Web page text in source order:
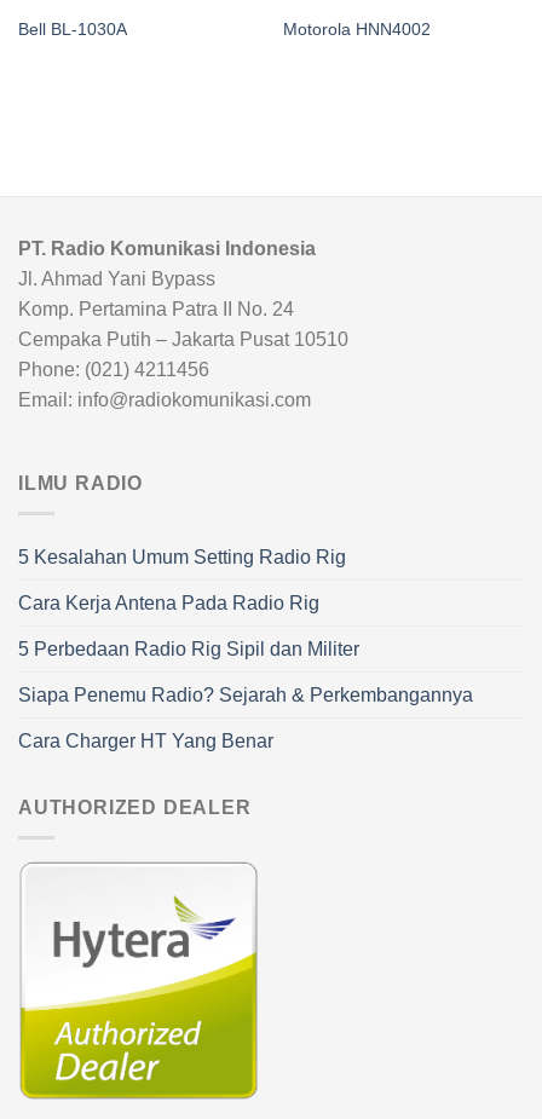
Bell BL-1030A Motorola HNN4002
PT. Radio Komunikasi Indonesia
Jl. Ahmad Yani Bypass
Komp. Pertamina Patra II No. 24
Cempaka Putih – Jakarta Pusat 10510
Phone: (021) 4211456
Email: info@radiokomunikasi.com
ILMU RADIO
5 Kesalahan Umum Setting Radio Rig
Cara Kerja Antena Pada Radio Rig
5 Perbedaan Radio Rig Sipil dan Militer
Siapa Penemu Radio? Sejarah & Perkembangannya
Cara Charger HT Yang Benar
AUTHORIZED DEALER